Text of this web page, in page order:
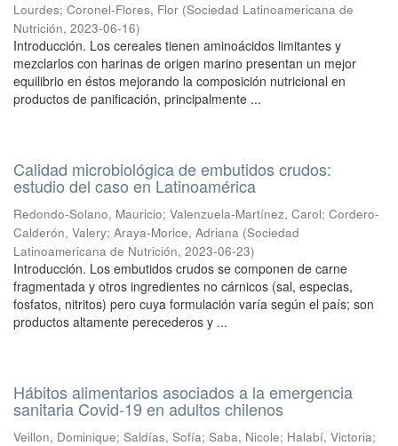
Lourdes; Coronel-Flores, Flor (Sociedad Latinoamericana de
Nutrición, 2023-06-16)
Introducción. Los cereales tienen aminoácidos limitantes y
mezclarlos con harinas de origen marino presentan un mejor
equilibrio en éstos mejorando la composición nutricional en
productos de panificación, principalmente ...
Calidad microbiológica de embutidos crudos:
estudio del caso en Latinoamérica
Redondo-Solano, Mauricio; Valenzuela-Martínez, Carol; Cordero-
Calderón, Valery; Araya-Morice, Adriana (Sociedad
Latinoamericana de Nutrición, 2023-06-23)
Introducción. Los embutidos crudos se componen de carne
fragmentada y otros ingredientes no cárnicos (sal, especias,
fosfatos, nitritos) pero cuya formulación varía según el país; son
productos altamente perecederos y ...
Hábitos alimentarios asociados a la emergencia
sanitaria Covid-19 en adultos chilenos
Veillon, Dominique; Saldías, Sofía; Saba, Nicole; Halabí, Victoria;